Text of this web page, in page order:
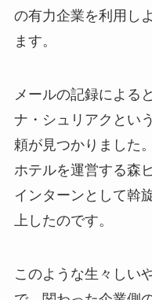
の有力企業を利用し
ます。
メールの記録による
ナ・シュリアクとい
頼が見つかりました
ホテルを運営する森
インターンとして斡
上したのです。
このような生々しい